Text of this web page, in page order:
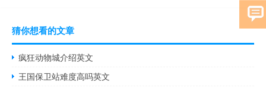
猜你想看的文章
疯狂动物城介绍英文
王国保卫站难度高吗英文